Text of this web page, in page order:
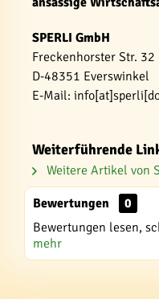
SPERLI GmbH
Freckenhorster Str. 32
D-48351 Everswinkel
E-Mail:
Weiterführende
Weitere Artikel von
Bewertungen
0
Bewertungen lesen,
mehr